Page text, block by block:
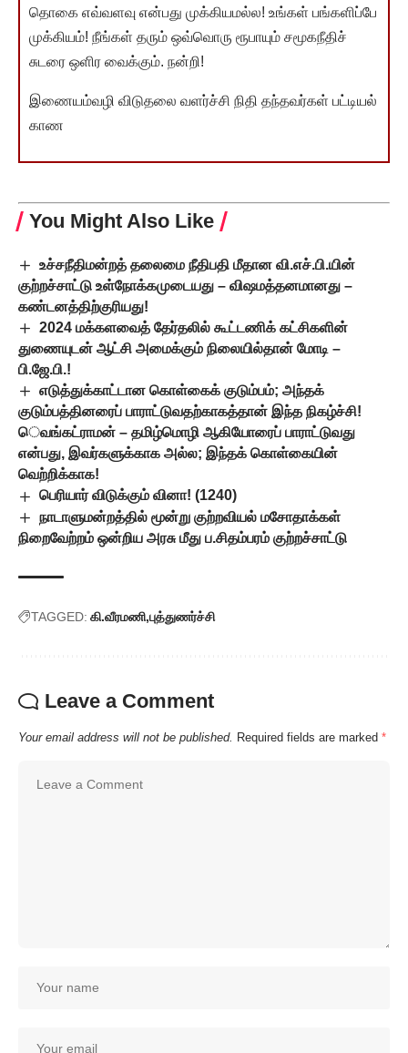
தொகை எவ்வளவு என்பது முக்கியமல்ல! உங்கள் பங்களிப்பே
முக்கியம்! நீங்கள் தரும் ஒவ்வொரு ரூபாயும் சமூகநீதிச்
சுடரை ஒளிர வைக்கும். நன்றி!
இணையம்வழி விடுதலை வளர்ச்சி நிதி தந்தவர்கள் பட்டியல்
காண
You Might Also Like
உச்சநீதிமன்றத் தலைமை நீதிபதி மீதான வி.எச்.பி.யின்
குற்றச்சாட்டு உள்நோக்கமுடையது – விஷமத்தனமானது –
கண்டனத்திற்குரியது!
2024 மக்களவைத் தேர்தலில் கூட்டணிக் கட்சிகளின்
துணையுடன் ஆட்சி அமைக்கும் நிலையில்தான் மோடி –
பி.ஜே.பி.!
எடுத்துக்காட்டான கொள்கைக் குடும்பம்; அந்தக்
குடும்பத்தினரைப் பாராட்டுவதற்காகத்தான் இந்த நிகழ்ச்சி!
ெவங்கட்ராமன் – தமிழ்மொழி ஆகியோரைப் பாராட்டுவது
என்பது, இவர்களுக்காக அல்ல; இந்தக் கொள்கையின்
வெற்றிக்காக!
பெரியார் விடுக்கும் வினா! (1240)
நாடாளுமன்றத்தில் மூன்று குற்றவியல் மசோதாக்கள்
நிறைவேற்றம் ஒன்றிய அரசு மீது ப.சிதம்பரம் குற்றச்சாட்டு
TAGGED: கி.வீரமணி புத்துணர்ச்சி
Leave a Comment
Your email address will not be published. Required fields are marked *